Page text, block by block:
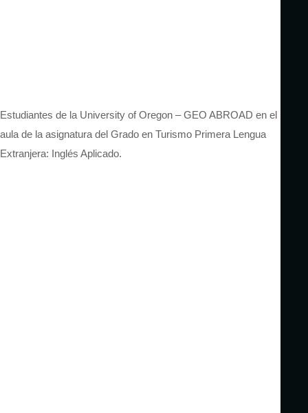
Estudiantes de la University of Oregon – GEO ABROAD en el
aula de la asignatura del Grado en Turismo Primera Lengua
Extranjera: Inglés Aplicado.